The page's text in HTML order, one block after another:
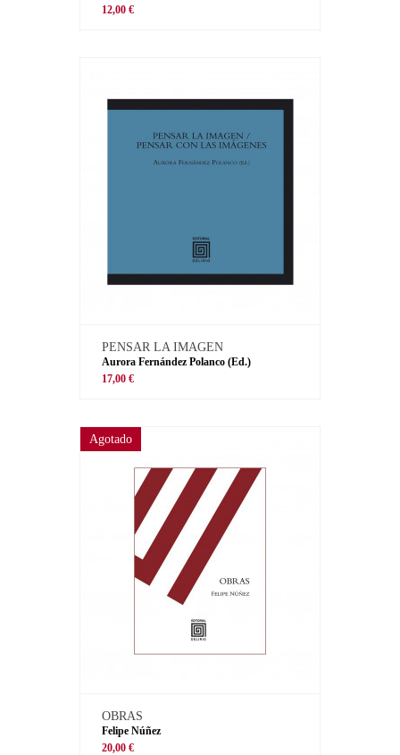
12,00 €
PENSAR LA IMAGEN
Aurora Fernández Polanco (Ed.)
17,00 €
Agotado
OBRAS
Felipe Núñez
20,00 €